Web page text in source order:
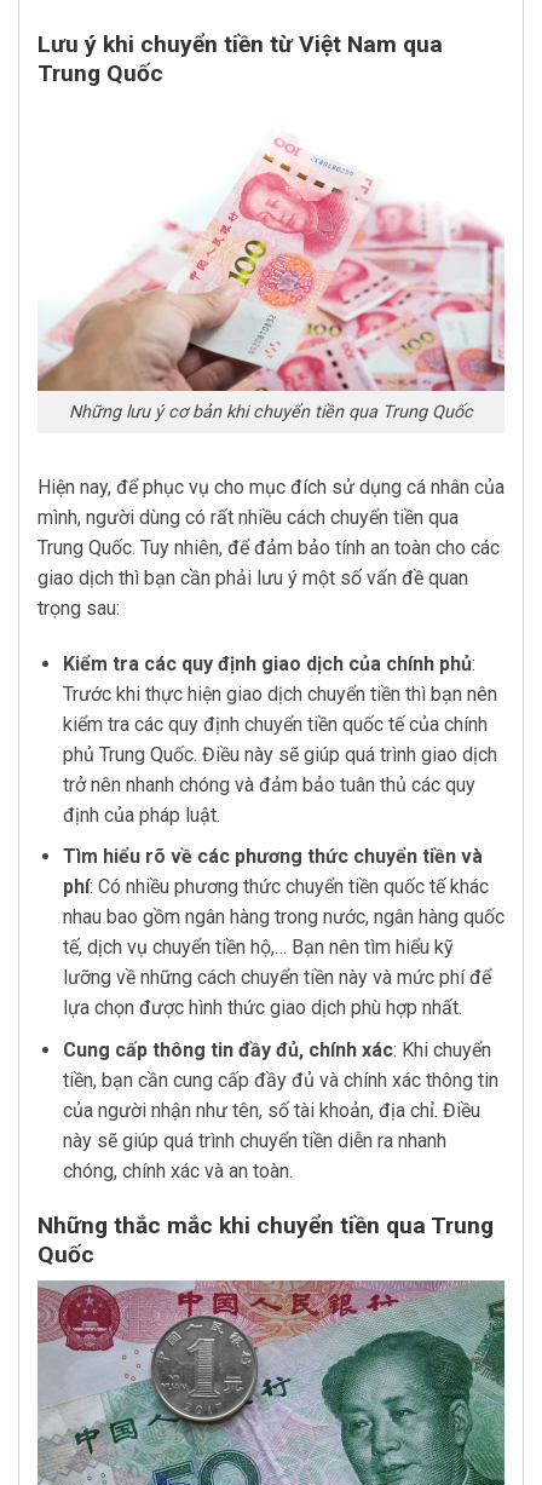
Lưu ý khi chuyển tiền từ Việt Nam qua
Trung Quốc
Những lưu ý cơ bản khi chuyển tiền qua Trung Quốc
Hiện nay, để phục vụ cho mục đích sử dụng cá nhân của
mình, người dùng có rất nhiều cách chuyển tiền qua
Trung Quốc. Tuy nhiên, để đảm bảo tính an toàn cho các
giao dịch thì bạn cần phải lưu ý một số vấn đề quan
trọng sau:
Kiểm tra các quy định giao dịch của chính phủ:
Trước khi thực hiện giao dịch chuyển tiền thì bạn nên
kiểm tra các quy định chuyển tiền quốc tế của chính
phủ Trung Quốc. Điều này sẽ giúp quá trình giao dịch
trở nên nhanh chóng và đảm bảo tuân thủ các quy
định của pháp luật.
Tìm hiểu rõ về các phương thức chuyển tiền và
phí: Có nhiều phương thức chuyển tiền quốc tế khác
nhau bao gồm ngân hàng trong nước, ngân hàng quốc
tế, dịch vụ chuyển tiền hộ,… Bạn nên tìm hiểu kỹ
lưỡng về những cách chuyển tiền này và mức phí để
lựa chọn được hình thức giao dịch phù hợp nhất.
Cung cấp thông tin đầy đủ, chính xác: Khi chuyển
tiền, bạn cần cung cấp đầy đủ và chính xác thông tin
của người nhận như tên, số tài khoản, địa chỉ. Điều
này sẽ giúp quá trình chuyển tiền diễn ra nhanh
chóng, chính xác và an toàn.
Những thắc mắc khi chuyển tiền qua Trung
Quốc